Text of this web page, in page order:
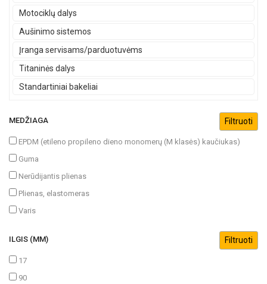
Motociklų dalys
Aušinimo sistemos
Įranga servisams/parduotuvėms
Titaninės dalys
Standartiniai bakeliai
MEDŽIAGA
EPDM (etileno propileno dieno monomerų (M klasės) kaučiukas)
Guma
Nerūdijantis plienas
Plienas, elastomeras
Varis
ILGIS (MM)
17
90